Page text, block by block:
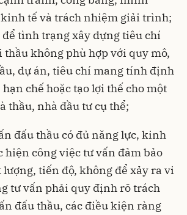
tế và trách nhiệm giải trình;
tình trạng xây dựng tiêu chí
thầu không phù hợp với quy mô,
dự án, tiêu chí mang tính định
chế hoặc tạo lợi thế cho một
thầu, nhà đầu tư cụ thể;
đấu thầu có đủ năng lực, kinh
hiện công việc tư vấn đảm bảo
lượng, tiến độ, không để xảy ra vi
tư vấn phải quy định rõ trách
đấu thầu, các điều kiện ràng